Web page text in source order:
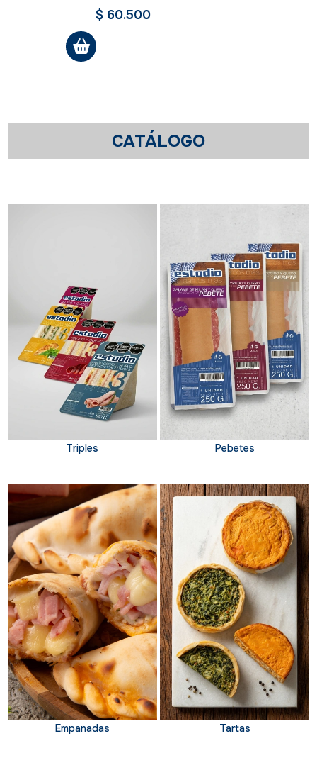
$ 60.500
CATÁLOGO
Triples Pebetes
Empanadas Tartas